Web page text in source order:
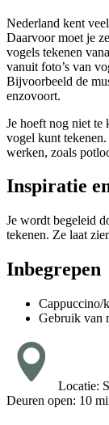
Nederland kent
Daarvoor moet je
vogels tekenen
vanuit foto’s van
Bijvoorbeeld de
enzovoort.
Je hoeft nog niet te
vogel kunt
werken, zoals
Inspiratie
Je wordt begeleid
tekenen. Ze laat
Inbegrepen
Cappuccino/
Gebruik van
Locatie:
Deuren open: 10